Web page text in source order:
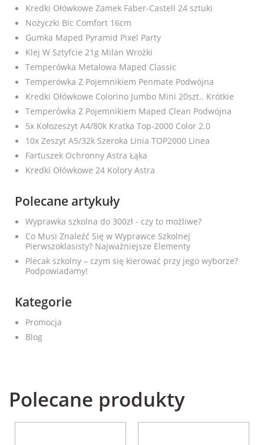
Kredki Ołówkowe Zamek Faber-Castell 24 sztuki
Nożyczki Bic Comfort 16cm
Gumka Maped Pyramid Pixel Party
Klej W Sztyfcie 21g Milan Wrożki
Temperówka Metalowa Maped Classic
Temperówka Z Pojemnikiem Penmate Podwójna
Kredki Ołówkowe Colorino Jumbo Mini 20szt.. Krótkie
Temperówka Z Pojemnikiem Maped Clean Podwójna
5x Kołozeszyt A4/80k Kratka Top-2000 Color 2.0
10x Zeszyt A5/32k Szeroka Linia TOP2000 Linea
Fartuszek Ochronny Astra Łąka
Kredki Ołówkowe 24 Kolory Astra
Polecane artykuły
Wyprawka szkolna do 300zł - czy to możliwe?
Co Musi Znaleźć Się w Wyprawce Szkolnej
Pierwszoklasisty? Najważniejsze Elementy
Plecak szkolny – czym się kierować przy jego wyborze?
Podpowiadamy!
Kategorie
Promocja
Blog
Polecane produkty